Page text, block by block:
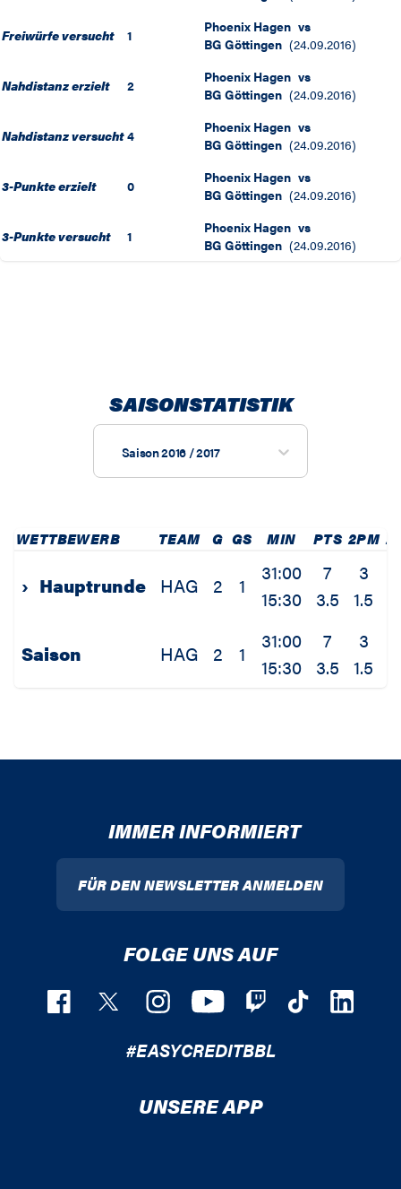
Freiwürfe versucht 1 Phoenix Hagen vs
BG Göttingen (24.09.2016)
Nahdistanz erzielt 2 Phoenix Hagen vs
BG Göttingen (24.09.2016)
Nahdistanz versucht 4 Phoenix Hagen vs
BG Göttingen (24.09.2016)
3-Punkte erzielt 0 Phoenix Hagen vs
BG Göttingen (24.09.2016)
3-Punkte versucht 1 Phoenix Hagen vs
BG Göttingen (24.09.2016)
SAISONSTATISTIK
Saison 2016 / 2017
WETTBEWERB TEAM G GS MIN PTS 2PM
› Hauptrunde HAG 2 1
31:00
15:30
7
3.5
3
1.5
Saison HAG 2 1
31:00
15:30
7
3.5
3
1.5
IMMER INFORMIERT
FÜR DEN NEWSLETTER ANMELDEN
FOLGE UNS AUF
#EASYCREDITBBL
UNSERE APP